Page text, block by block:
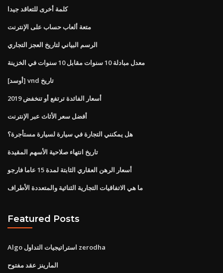
كلمة أخرى للتعاقد جيدا
متعة ألعاب حساب على الإنترنت
الرسم البياني لتاريخ العجز التجاري
معدل مبادلة 10 سنوات مقابل 10 سنوات في الخزينة
[أوسد] vnd تاريخ
أسعار الفائدة ترتفع أو تنخفض 2019
أفضل سعر الأثاث عبر الإنترنت
هل يمكنني التجارة في سيارة لسيارة مستأجرة؟
تاريخ انتهاء صلاحية الأسهم المقيدة
أسعار الرهن العقاري الثابتة لمدة 15 عاما فارجو
ما هي الاتفاقيات التجارية الثنائية والمتعددة الأطراف
Featured Posts
Algo استراتيجيات التداول zerodha
المارينز عقد مفتوح